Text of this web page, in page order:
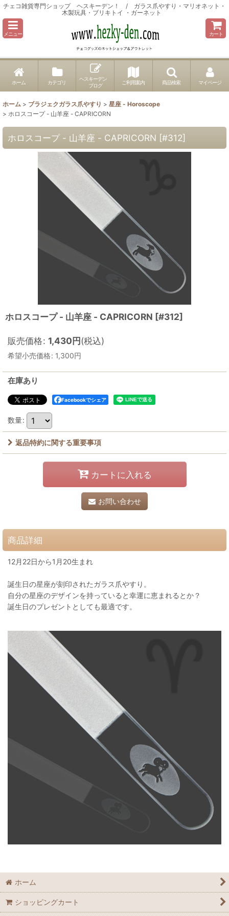
チェコ雑貨専門ショップ ヘスキーデン！ / ガラス爪やすり・マリオネット・
木製玩具・ブリキトイ ・ガーネット
メニュー カート
ホーム カテゴリ
ヘスキーデン
ブログ
ご利用案内 商品検索 マイページ
ホーム > ブラジェクガラス爪やすり > 星座 - Horoscope
> ホロスコープ - 山羊座 - CAPRICORN
ホロスコープ - 山羊座 - CAPRICORN [#312]
ホロスコープ - 山羊座 - CAPRICORN [#312]
販売価格: 1,430円(税込)
希望小売価格: 1,300円
在庫あり
Facebookでシェア
数量:
返品特約に関する重要事項
カートに入れる
お問い合わせ
商品詳細
12月22日から1月20生まれ
誕生日の星座が刻印されたガラス爪やすり。
自分の星座のデザインを持っていると幸運に恵まれるとか？
誕生日のプレゼントとしても最適です。
ホーム
ショッピングカート